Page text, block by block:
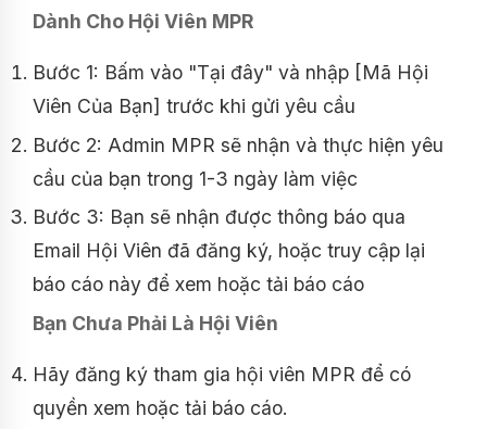
Dành Cho Hội Viên MPR
Bước 1: Bấm vào "Tại đây" và nhập [Mã Hội
Viên Của Bạn] trước khi gửi yêu cầu
Bước 2: Admin MPR sẽ nhận và thực hiện yêu
cầu của bạn trong 1-3 ngày làm việc
Bước 3: Bạn sẽ nhận được thông báo qua
Email Hội Viên đã đăng ký, hoặc truy cập lại
báo cáo này để xem hoặc tải báo cáo
Bạn Chưa Phải Là Hội Viên
Hãy đăng ký tham gia hội viên MPR để có
quyền xem hoặc tải báo cáo.